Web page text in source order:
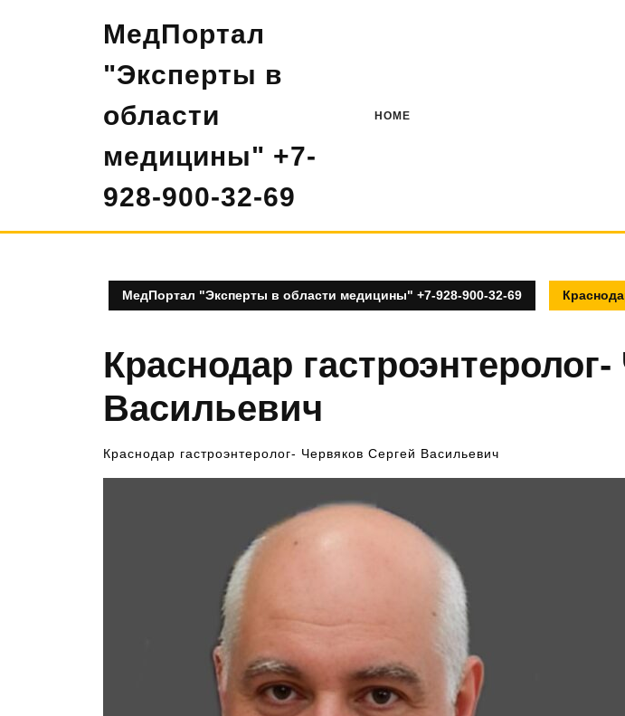
МедПортал
"Эксперты в
области
медицины" +7-
928-900-32-69
HOME
МедПортал "Эксперты в области медицины" +7-928-900-32-69
Краснодар
Васильевич
Краснодар гастроэнтеролог- Червяков Сергей Васильевич